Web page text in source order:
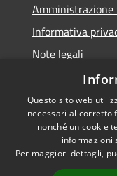
Informativa
Note legali
Dichiarazione di
RSS
Accessibilità
Questo sito web
necessari al corretto
nonché un cookie
informazioni
Per maggiori dettagli,